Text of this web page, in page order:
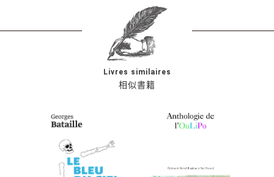
相似書籍
Livres similaires